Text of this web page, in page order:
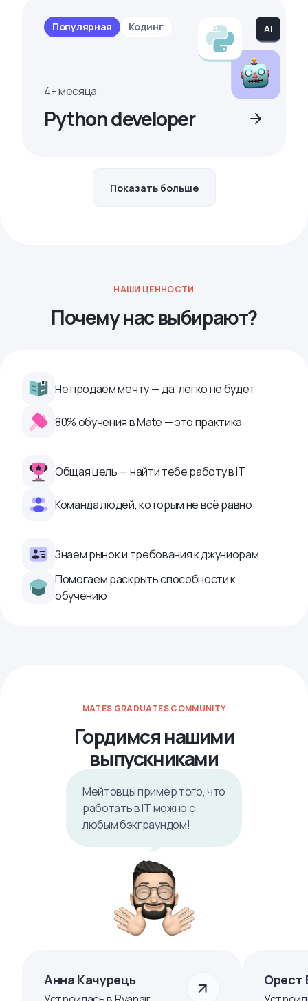
Популярная Кодинг
4+ месяца
Python developer
Показать больше
НАШИ ЦЕННОСТИ
Почему нас выбирают?
Не продаём мечту — да, легко не будет
80% обучения в Mate — это практика
Общая цель — найти тебе работу в IТ
Команда людей, которым не всё равно
Знаем рынок и требования к джуниорам
Помогаем раскрыть способности к
обучению
MATES GRADUATES COMMUNITY
Гордимся нашими
выпускниками
Мейтовцы пример того, что
работать в IТ можно с
любым бэкграундом!
Анна Качурець Орест